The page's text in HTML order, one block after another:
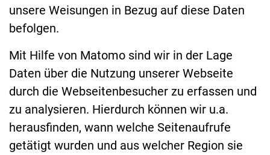
unsere Weisungen in Bezug auf diese Daten
befolgen.
Mit Hilfe von Matomo sind wir in der Lage
Daten über die Nutzung unserer Webseite
durch die Webseitenbesucher zu erfassen und
zu analysieren. Hierdurch können wir u.a.
herausfinden, wann welche Seitenaufrufe
getätigt wurden und aus welcher Region sie